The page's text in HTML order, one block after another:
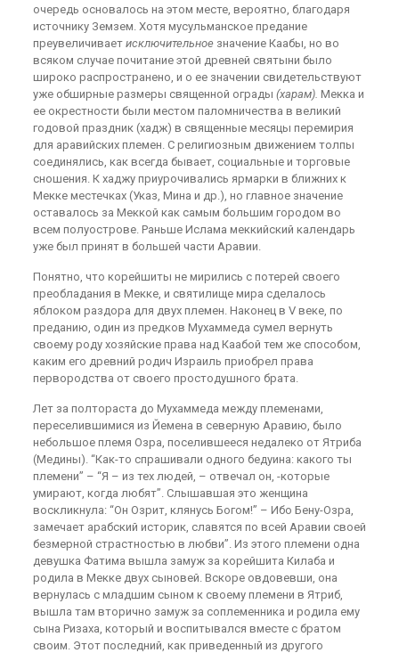
очередь основалось на этом месте, вероятно, благодаря
источнику Земзем. Хотя мусульманское предание
преувеличивает исключительное значение Каабы, но во
всяком случае почитание этой древней святыни было
широко распространено, и о ее значении свидетельствуют
уже обширные размеры священной ограды (харам). Мекка и
ее окрестности были местом паломничества в великий
годовой праздник (хадж) в священные месяцы перемирия
для аравийских племен. С религиозным движением толпы
соединялись, как всегда бывает, социальные и торговые
сношения. К хаджу приурочивались ярмарки в ближних к
Мекке местечках (Указ, Мина и др.), но главное значение
оставалось за Меккой как самым большим городом во
всем полуострове. Раньше Ислама меккийский календарь
уже был принят в большей части Аравии.
Понятно, что корейшиты не мирились с потерей своего
преобладания в Мекке, и святилище мира сделалось
яблоком раздора для двух племен. Наконец в V веке, по
преданию, один из предков Мухаммеда сумел вернуть
своему роду хозяйские права над Каабой тем же способом,
каким его древний родич Израиль приобрел права
первородства от своего простодушного брата.
Лет за полтораста до Мухаммеда между племенами,
переселившимися из Йемена в северную Аравию, было
небольшое племя Озра, поселившееся недалеко от Ятриба
(Медины). “Как-то спрашивали одного бедуина: какого ты
племени” – “Я – из тех людей, – отвечал он, -которые
умирают, когда любят”. Слышавшая это женщина
воскликнула: “Он Озрит, клянусь Богом!” – Ибо Бену-Озра,
замечает арабский историк, славятся по всей Аравии своей
безмерной страстностью в любви”. Из этого племени одна
девушка Фатима вышла замуж за корейшита Килаба и
родила в Мекке двух сыновей. Вскоре овдовевши, она
вернулась с младшим сыном к своему племени в Ятриб,
вышла там вторично замуж за соплеменника и родила ему
сына Ризаха, который и воспитывался вместе с братом
своим. Этот последний, как приведенный из другого